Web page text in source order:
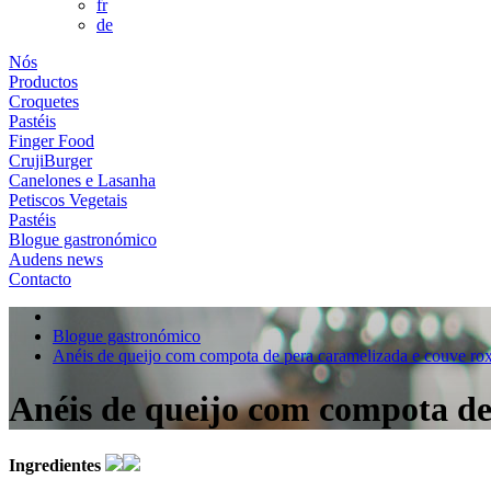
fr
de
Nós
Productos
Croquetes
Pastéis
Finger Food
CrujiBurger
Canelones e Lasanha
Petiscos Vegetais
Pastéis
Blogue gastronómico
Audens news
Contacto
Blogue gastronómico
Anéis de queijo com compota de pera caramelizada e couve
Anéis de queijo com compota
Ingredientes